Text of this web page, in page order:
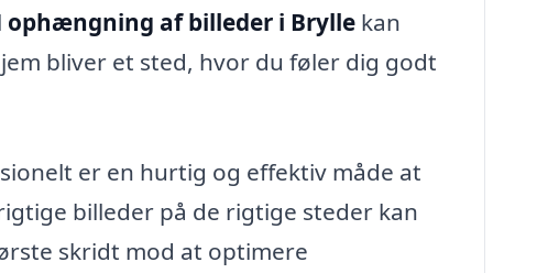
ophængning af billeder i Brylle kan
bliver et sted, hvor du føler dig godt
er en hurtig og effektiv måde at
billeder på de rigtige steder kan
skridt mod at optimere